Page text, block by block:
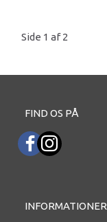
Side 1 af 2
FIND OS PÅ
INFORMATIONER